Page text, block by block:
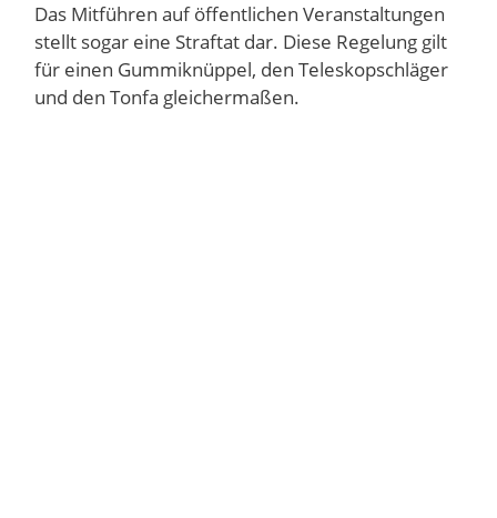
Das Mitführen auf öffentlichen Veranstaltungen
stellt sogar eine Straftat dar. Diese Regelung gilt
für einen Gummiknüppel, den Teleskopschläger
und den Tonfa gleichermaßen.